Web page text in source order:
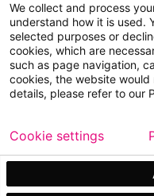
Aviso legal
Política de
Marcas registradas
We collect and process
understand how it is used.
selected purposes or
cookies, which are
such as page navigation,
cookies, the website
details, please refer to our
Cookie settings